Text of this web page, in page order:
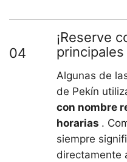
04
¡Reserve
Algunas de
de Pekín
con nombre
horarias .
siempre
directamente